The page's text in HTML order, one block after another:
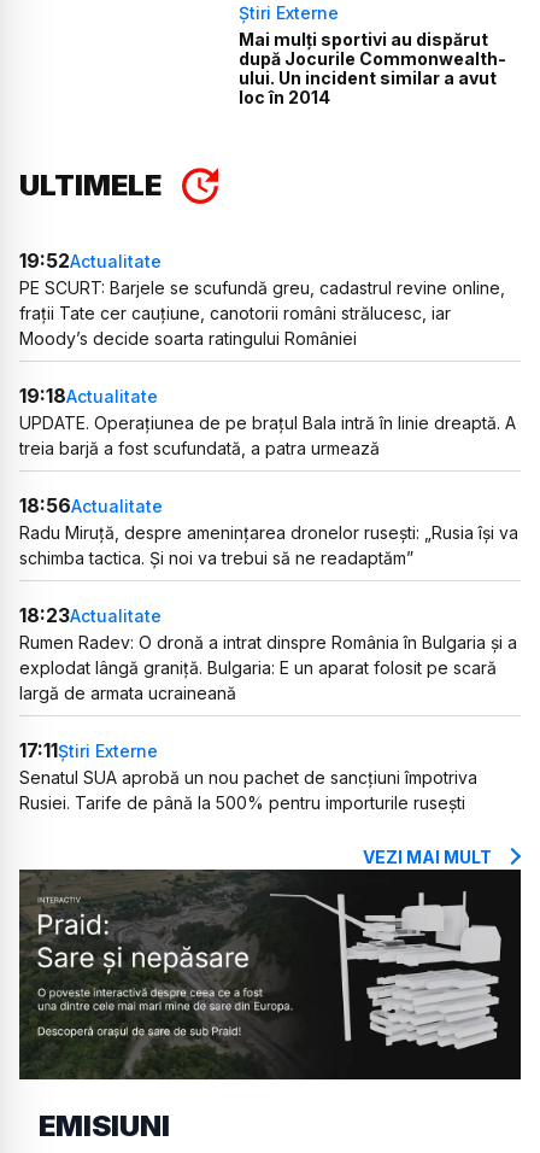
Știri Externe
Mai mulți sportivi au dispărut
după Jocurile Commonwealth-
ului. Un incident similar a avut
loc în 2014
ULTIMELE
19:52Actualitate
PE SCURT: Barjele se scufundă greu, cadastrul revine online,
frații Tate cer cauțiune, canotorii români strălucesc, iar
Moody’s decide soarta ratingului României
19:18Actualitate
UPDATE. Operațiunea de pe brațul Bala intră în linie dreaptă. A
treia barjă a fost scufundată, a patra urmează
18:56Actualitate
Radu Miruță, despre amenințarea dronelor rusești: „Rusia își va
schimba tactica. Și noi va trebui să ne readaptăm”
18:23Actualitate
Rumen Radev: O dronă a intrat dinspre România în Bulgaria și a
explodat lângă graniță. Bulgaria: E un aparat folosit pe scară
largă de armata ucraineană
17:11Știri Externe
Senatul SUA aprobă un nou pachet de sancțiuni împotriva
Rusiei. Tarife de până la 500% pentru importurile rusești
VEZI MAI MULT
EMISIUNI